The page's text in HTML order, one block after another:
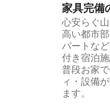
家具完備
心安らぐ
高い都市
パートな
付き宿泊
普段お家
ィ・設備
ます。